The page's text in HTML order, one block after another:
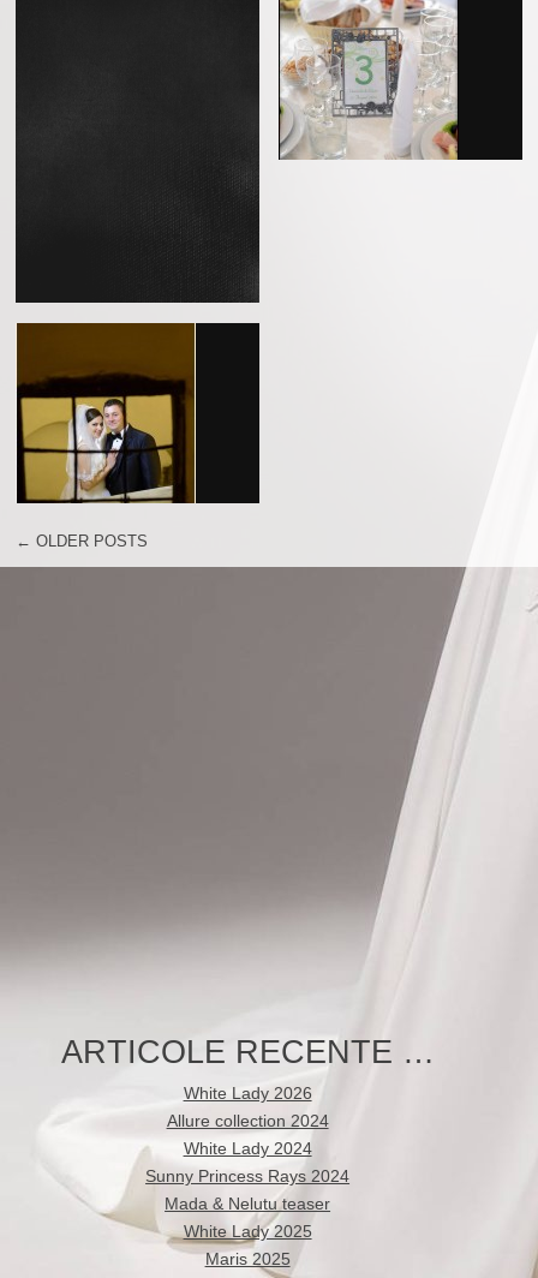
POST NAVIGATION
← OLDER POSTS
ARTICOLE RECENTE …
White Lady 2026
Allure collection 2024
White Lady 2024
Sunny Princess Rays 2024
Mada & Nelutu teaser
White Lady 2025
Maris 2025